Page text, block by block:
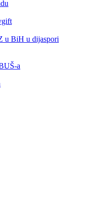
u BiH u dijaspori
a